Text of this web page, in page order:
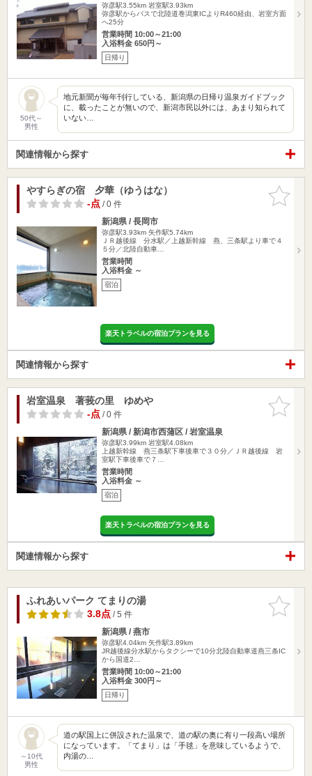
弥彦駅3.55km 岩室駅3.93km
弥彦駅からバスで北陸道巻潟東ICよりR460経由、岩室方面
へ25分
営業時間 10:00～21:00
入浴料金 650円～
日帰り
50代～
男性
地元新聞が毎年刊行している、新潟県の日帰り温泉ガイドブック
に、載ったことが無いので、新潟市民以外には、あまり知られて
いない…
関連情報から探す
お気に入
りに追加
やすらぎの宿 夕華（ゆうはな）
-点/ 0 件
新潟県 / 長岡市
弥彦駅3.93km 矢作駅5.74km
ＪＲ越後線 分水駅／上越新幹線 燕、三条駅より車で４
５分／北陸自動車…
営業時間
入浴料金 ～
宿泊
楽天トラベルの宿泊プランを見る
関連情報から探す
お気に入
りに追加
岩室温泉 著莪の里 ゆめや
-点/ 0 件
新潟県 / 新潟市西蒲区 / 岩室温泉
弥彦駅3.99km 岩室駅4.08km
上越新幹線 燕三条駅下車後車で３０分／ＪＲ越後線 岩
室駅下車後車で７…
営業時間
入浴料金 ～
宿泊
楽天トラベルの宿泊プランを見る
関連情報から探す
お気に入
りに追加
ふれあいパーク てまりの湯
3.8点/ 5 件
新潟県 / 燕市
弥彦駅4.04km 矢作駅3.89km
JR越後線分水駅からタクシーで10分北陸自動車道燕三条IC
から国道2…
営業時間 10:00～21:00
入浴料金 300円～
日帰り
～10代
男性
道の駅国上に併設された温泉で、道の駅の奥に有り一段高い場所
になっています。「てまり」は「手毬」を意味しているようで、
内湯の…